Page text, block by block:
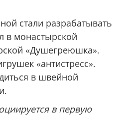
стали разрабатывать
в монастырской
«Душегреюшка».
«антистресс».
в швейной
в первую